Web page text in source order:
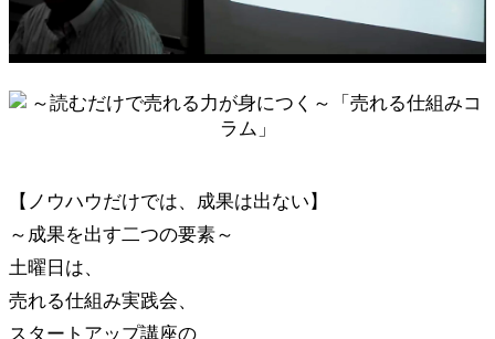
【ノウハウだけでは、成果は出ない】
～成果を出す二つの要素～
土曜日は、
売れる仕組み実践会、
スタートアップ講座の